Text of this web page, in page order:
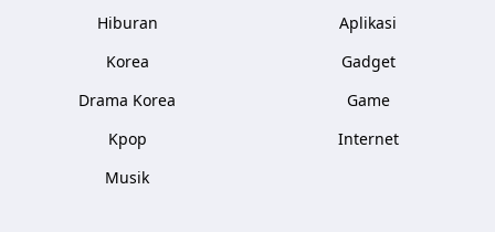
Hiburan
Korea
Drama Korea
Kpop
Musik
Aplikasi
Gadget
Game
Internet